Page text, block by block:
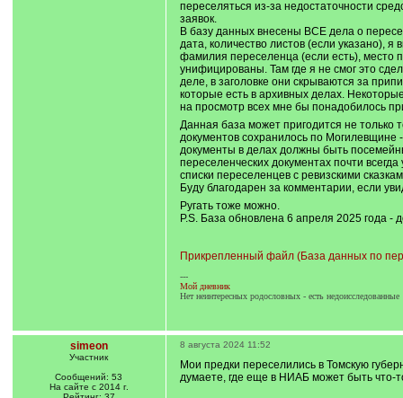
переселяться из-за недостаточности
заявок.
В базу данных внесены ВСЕ дела о
дата, количество листов (если указано),
фамилия переселенца (если есть), место
унифицированы. Там где я не смог это
деле, в заголовке они скрываются за
которые есть в архивных делах.
на просмотр всех мне бы понадобилось
Данная база может пригодится не только
документов сохранилось по
документы в делах должны быть
переселенческих документах почти
списки переселенцев с ревизскими
Буду благодарен за комментарии, если
Ругать тоже можно.
P.S. База обновлена 6 апреля 2025 года
Прикрепленный файл (База данных по
---
Мой дневник
Нет неинтересных родословных - есть недоисследованные
simeon
Участник
Сообщений: 53
На сайте с 2014 г.
8 августа 2024 11:52
Мои предки переселились в Томскую
думаете, где еще в НИАБ может быть что-